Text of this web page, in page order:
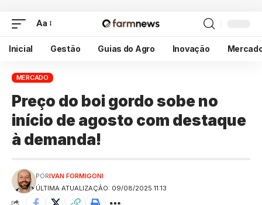
Aa
Inicial Gestão Guias do Agro Inovação
MERCADO
Preço do boi gordo sobe no
início de agosto com destaque
à demanda!
ÚLTIMA ATUALIZAÇÃO: 09/08/2025 11:13
PORIVAN FORMIGONI